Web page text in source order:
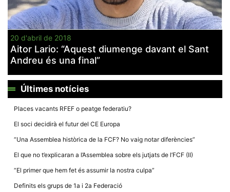
20 d'abril de 2018
Aitor Lario: “Aquest diumenge davant el Sant
Andreu és una final”
Últimes notícies
Places vacants RFEF o peatge federatiu?
El soci decidirà el futur del CE Europa
“Una Assemblea històrica de la FCF? No vaig notar diferències”
El que no t’explicaran a l’Assemblea sobre els jutjats de l’FCF (II)
“El primer que hem fet és assumir la nostra culpa”
Definits els grups de 1a i 2a Federació
cookies no
són
web.
Estadístiques